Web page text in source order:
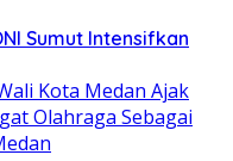
Sumut Intensifkan